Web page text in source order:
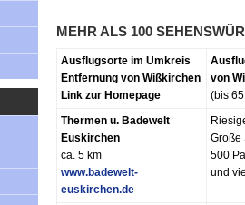
MEHR ALS 100
Ausflugsorte im Umkreis
Entfernung von Wißkirchen
Link zur Homepage
von
(bis
Thermen u. Badewelt
Euskirchen
ca. 5 km
www.badewelt-
euskirchen.de
Große
500
und